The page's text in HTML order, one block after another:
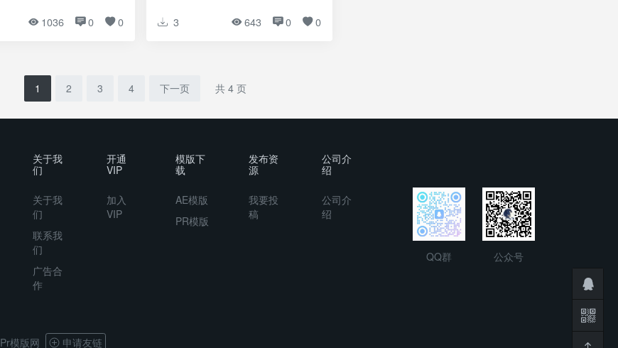
1036 0 0 3 643 0 0
1 2 3 4 下一页 共 4 页
关于我
们
关于我
们
联系我
们
广告合
作
开通
VIP
加入
VIP
模版下
载
AE模版
PR模版
发布资
源
我要投
稿
公司介
绍
公司介
绍
QQ群 公众号
Pr模版网 申请友链